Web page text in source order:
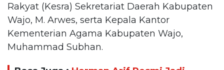
Rakyat (Kesra) Sekretariat Daerah Kabupaten
Wajo, M. Arwes, serta Kepala Kantor
Kementerian Agama Kabupaten Wajo,
Muhammad Subhan.